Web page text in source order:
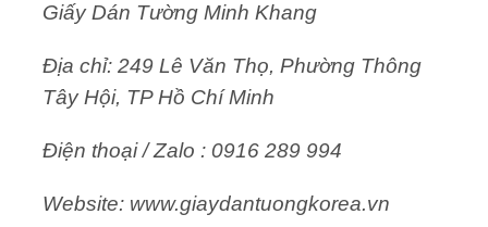
Giấy Dán Tường Minh Khang
Địa chỉ: 249 Lê Văn Thọ, Phường Thông
Tây Hội, TP Hồ Chí Minh
Điện thoại / Zalo : 0916 289 994
Website: www.giaydantuongkorea.vn